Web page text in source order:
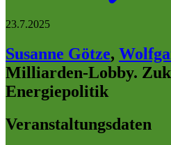
23.7.2025
Susanne Götze,
Milliarden-Lobby.
Energiepolitik
Veranstaltungsdaten